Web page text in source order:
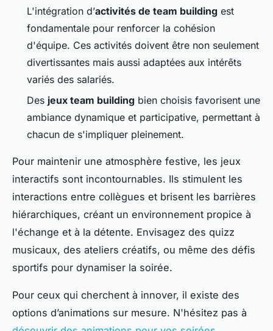
L'intégration d’activités de team building est
fondamentale pour renforcer la cohésion
d'équipe. Ces activités doivent être non seulement
divertissantes mais aussi adaptées aux intérêts
variés des salariés.
Des jeux team building bien choisis favorisent une
ambiance dynamique et participative, permettant à
chacun de s'impliquer pleinement.
Pour maintenir une atmosphère festive, les jeux
interactifs sont incontournables. Ils stimulent les
interactions entre collègues et brisent les barrières
hiérarchiques, créant un environnement propice à
l'échange et à la détente. Envisagez des quizz
musicaux, des ateliers créatifs, ou même des défis
sportifs pour dynamiser la soirée.
Pour ceux qui cherchent à innover, il existe des
options d’animations sur mesure. N'hésitez pas à